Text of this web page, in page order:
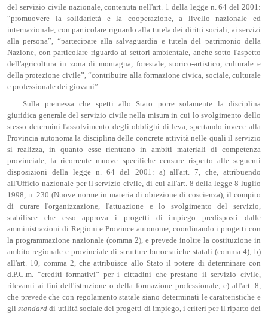
del servizio civile nazionale, contenuta nell'art. 1 della legge n. 64 del 2001:
“promuovere la solidarietà e la cooperazione, a livello nazionale ed
internazionale, con particolare riguardo alla tutela dei diritti sociali, ai servizi
alla persona”, “partecipare alla salvaguardia e tutela del patrimonio della
Nazione, con particolare riguardo ai settori ambientale, anche sotto l'aspetto
dell'agricoltura in zona di montagna, forestale, storico-artistico, culturale e
della protezione civile”, “contribuire alla formazione civica, sociale, culturale
e professionale dei giovani”.
Sulla premessa che spetti allo Stato porre solamente la disciplina
giuridica generale del servizio civile nella misura in cui lo svolgimento dello
stesso determini l'assolvimento degli obblighi di leva, spettando invece alla
Provincia autonoma la disciplina delle concrete attività nelle quali il servizio
si realizza, in quanto esse rientrano in ambiti materiali di competenza
provinciale, la ricorrente muove specifiche censure rispetto alle seguenti
disposizioni della legge n. 64 del 2001: a) all'art. 7, che, attribuendo
all'Ufficio nazionale per il servizio civile, di cui all'art. 8 della legge 8 luglio
1998, n. 230 (Nuove norme in materia di obiezione di coscienza), il compito
di curare l'organizzazione, l'attuazione e lo svolgimento del servizio,
stabilisce che esso approva i progetti di impiego predisposti dalle
amministrazioni di Regioni e Province autonome, coordinando i progetti con
la programmazione nazionale (comma 2), e prevede inoltre la costituzione in
ambito regionale e provinciale di strutture burocratiche statali (comma 4); b)
all'art. 10, comma 2, che attribuisce allo Stato il potere di determinare con
d.P.C.m. “crediti formativi” per i cittadini che prestano il servizio civile,
rilevanti ai fini dell'istruzione o della formazione professionale; c) all'art. 8,
che prevede che con regolamento statale siano determinati le caratteristiche e
glistandard di utilità sociale dei progetti di impiego, i criteri per il riparto dei